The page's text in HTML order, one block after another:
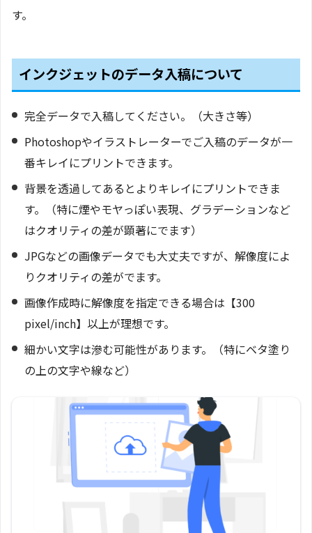
す。
インクジェットのデータ入稿について
完全データで入稿してください。（大きさ等）
Photoshopやイラストレーターでご入稿のデータが一
番キレイにプリントできます。
背景を透過してあるとよりキレイにプリントできま
す。（特に煙やモヤっぽい表現、グラデーションなど
はクオリティの差が顕著にでます）
JPGなどの画像データでも大丈夫ですが、解像度によ
りクオリティの差がでます。
画像作成時に解像度を指定できる場合は【300
pixel/inch】以上が理想です。
細かい文字は滲む可能性があります。（特にベタ塗り
の上の文字や線など）